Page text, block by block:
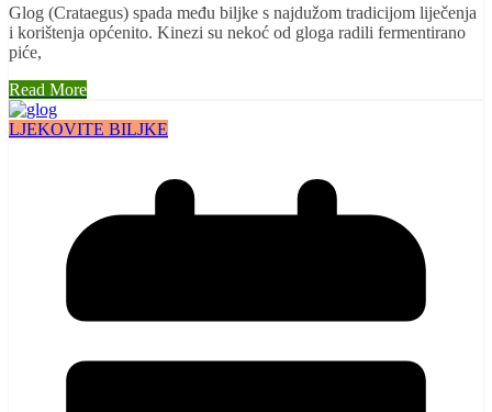
Glog (Crataegus) spada među biljke s najdužom tradicijom liječenja
i korištenja općenito. Kinezi su nekoć od gloga radili fermentirano
piće,
Read More
LJEKOVITE BILJKE